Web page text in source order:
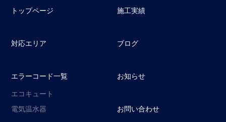
トップページ
対応エリア
エラーコード一覧
エコキュート
電気温水器
施工実績
ブログ
お知らせ
お問い合わせ